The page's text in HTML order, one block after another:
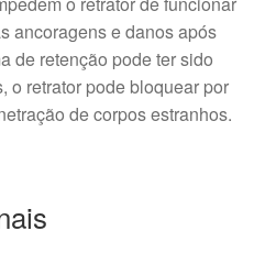
ancoragens e danos após
de retenção pode ter sido
o retrator pode bloquear por
de corpos estranhos.